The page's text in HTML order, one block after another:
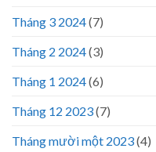
Tháng 3 2024(7)
Tháng 2 2024(3)
Tháng 1 2024(6)
Tháng 12 2023(7)
Tháng mười một 2023(4)